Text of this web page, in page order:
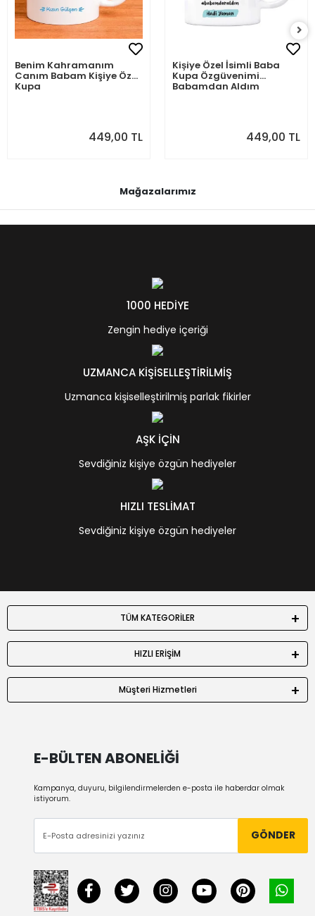
Benim Kahramanım
Canım Babam Kişiye Özel
Kupa
449,00 TL
Kişiye Özel İsimli Baba
Kupa Özgüvenimi
Babamdan Aldım
449,00 TL
Mağazalarımız
1000 HEDİYE
Zengin hediye içeriği
UZMANCA KİŞİSELLEŞTİRİLMİŞ
Uzmanca kişiselleştirilmiş parlak fikirler
AŞK İÇİN
Sevdiğiniz kişiye özgün hediyeler
HIZLI TESLİMAT
Sevdiğiniz kişiye özgün hediyeler
TÜM KATEGORİLER
HIZLI ERİŞİM
Müşteri Hizmetleri
E-BÜLTEN ABONELİĞİ
Kampanya, duyuru, bilgilendirmelerden e-posta ile haberdar olmak
istiyorum.
GÖNDER